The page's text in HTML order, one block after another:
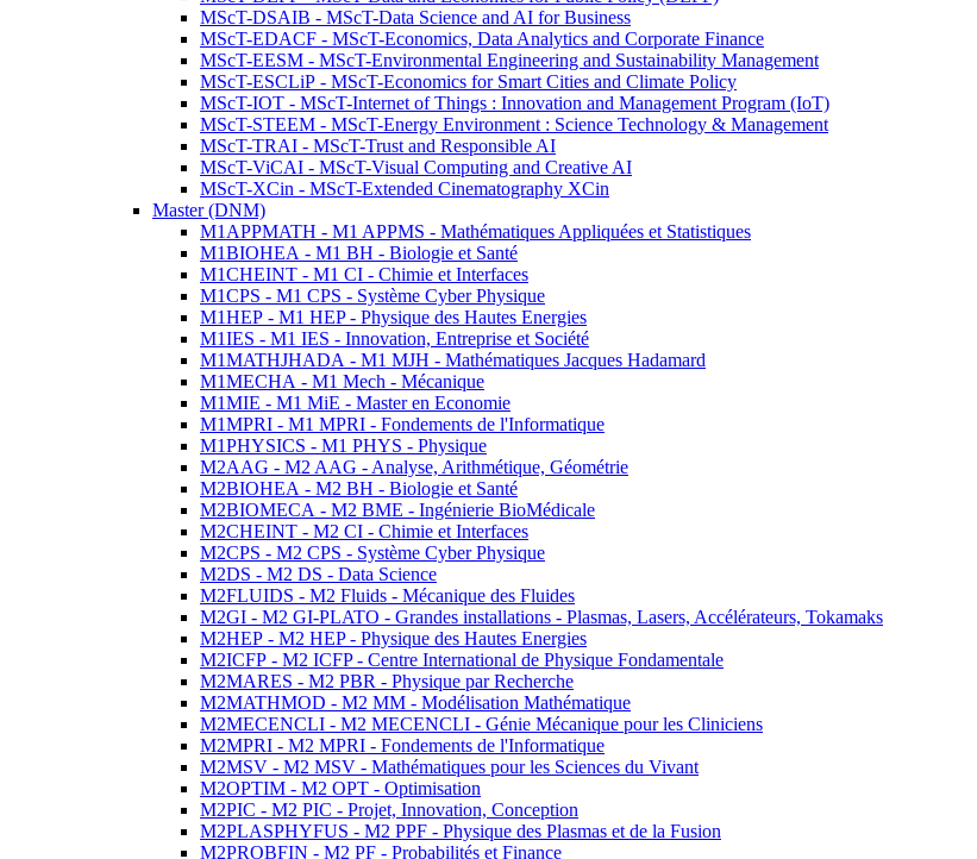
MScT-DSAIB - MScT-Data Science and AI for Business
MScT-EDACF - MScT-Economics, Data Analytics and Corporate Finance
MScT-EESM - MScT-Environmental Engineering and Sustainability Management
MScT-ESCLiP - MScT-Economics for Smart Cities and Climate Policy
MScT-IOT - MScT-Internet of Things : Innovation and Management Program (IoT)
MScT-STEEM - MScT-Energy Environment : Science Technology & Management
MScT-TRAI - MScT-Trust and Responsible AI
MScT-ViCAI - MScT-Visual Computing and Creative AI
MScT-XCin - MScT-Extended Cinematography XCin
Master (DNM)
M1APPMATH - M1 APPMS - Mathématiques Appliquées et Statistiques
M1BIOHEA - M1 BH - Biologie et Santé
M1CHEINT - M1 CI - Chimie et Interfaces
M1CPS - M1 CPS - Système Cyber Physique
M1HEP - M1 HEP - Physique des Hautes Energies
M1IES - M1 IES - Innovation, Entreprise et Société
M1MATHJHADA - M1 MJH - Mathématiques Jacques Hadamard
M1MECHA - M1 Mech - Mécanique
M1MIE - M1 MiE - Master en Economie
M1MPRI - M1 MPRI - Fondements de l'Informatique
M1PHYSICS - M1 PHYS - Physique
M2AAG - M2 AAG - Analyse, Arithmétique, Géométrie
M2BIOHEA - M2 BH - Biologie et Santé
M2BIOMECA - M2 BME - Ingénierie BioMédicale
M2CHEINT - M2 CI - Chimie et Interfaces
M2CPS - M2 CPS - Système Cyber Physique
M2DS - M2 DS - Data Science
M2FLUIDS - M2 Fluids - Mécanique des Fluides
M2GI - M2 GI-PLATO - Grandes installations - Plasmas, Lasers, Accélérateurs, Tokamaks
M2HEP - M2 HEP - Physique des Hautes Energies
M2ICFP - M2 ICFP - Centre International de Physique Fondamentale
M2MARES - M2 PBR - Physique par Recherche
M2MATHMOD - M2 MM - Modélisation Mathématique
M2MECENCLI - M2 MECENCLI - Génie Mécanique pour les Cliniciens
M2MPRI - M2 MPRI - Fondements de l'Informatique
M2MSV - M2 MSV - Mathématiques pour les Sciences du Vivant
M2OPTIM - M2 OPT - Optimisation
M2PIC - M2 PIC - Projet, Innovation, Conception
M2PLASPHYFUS - M2 PPF - Physique des Plasmas et de la Fusion
M2PROBFIN - M2 PF - Probabilités et Finance